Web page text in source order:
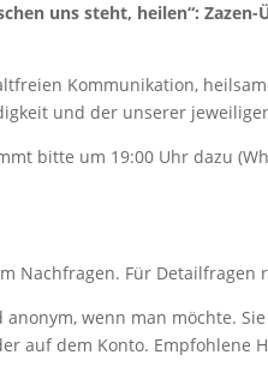
uns steht, heilen“:
Kommunikation,
und der unserer
bitte um 19:00 Uhr dazu
Nachfragen. Für Detailfragen
wenn man möchte.
auf dem Konto. Empfohlene